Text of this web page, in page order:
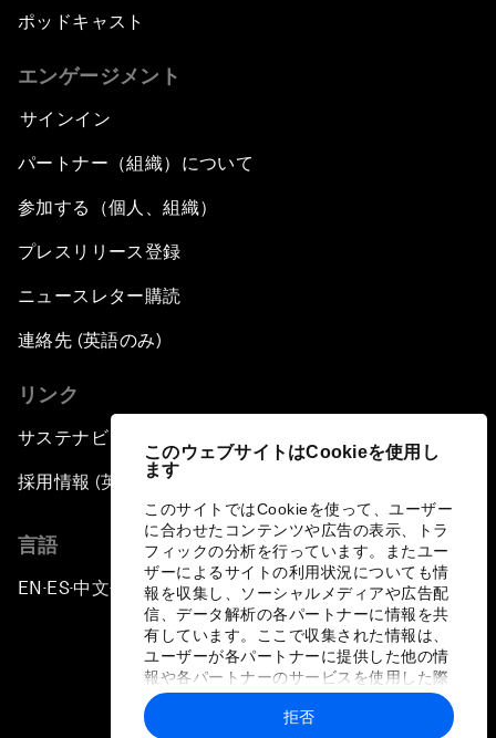
このウェブサイトはCookieを使用し
ます
このサイトではCookieを使って、ユーザー
に合わせたコンテンツや広告の表示、トラ
フィックの分析を行っています。またユー
ザーによるサイトの利用状況についても情
報を収集し、ソーシャルメディアや広告配
信、データ解析の各パートナーに情報を共
有しています。ここで収集された情報は、
ユーザーが各パートナーに提供した他の情
報や各パートナーのサービスを使用した際
に収集された情報と組み合わされ、各パー
トナーによって使用されることがありま
拒否
ポッドキャスト
エンゲージメント
サインイン
パートナー（組織）について
参加する（個人、組織）
プレスリリース登録
ニュースレター購読
連絡先 (英語のみ)
リンク
サステナビリティへの取り組み
採用情報 (英語のみ)
言語
EN ▪ES▪中文▪ 日本語